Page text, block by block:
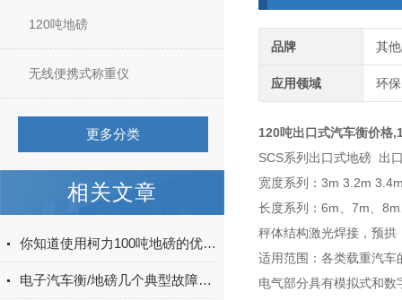
120吨地磅
无线便携式称重仪
更多分类
相关文章
你知道使用柯力100吨地磅的优点有哪些么
电子汽车衡/地磅几个典型故障处理及分析
品牌 其
应用领域 环
120吨出口式汽车衡价格,
SCS系列出口式地磅 出
宽度系列：3m 3.2m
长度系列：6m、7m、
秤体结构激光焊接，预
适用范围：各类载重汽
电气部分具有模拟式和数